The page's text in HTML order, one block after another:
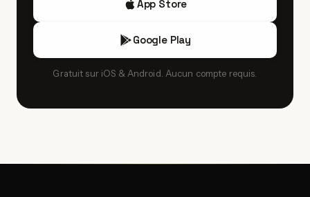
en ligne.
App Store
Google Play
Gratuit sur iOS & Android. Aucun compte requis.